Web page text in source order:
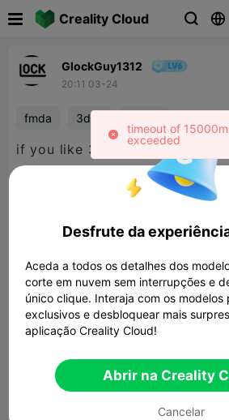
Creality Cloud  
GlockGuy1312
20:11 03-24
fmda 3d2a
if you like 3d2a content head
maker
Desfrute da
Aceda a todos os detalhes dos
corte em nuvem sem interrupções e
único clique. Interaja com os
exclusivos e desbloquear mais
aplicação Creality Cloud!
Abrir na Creality
Cancelar
timeout of
exceeded